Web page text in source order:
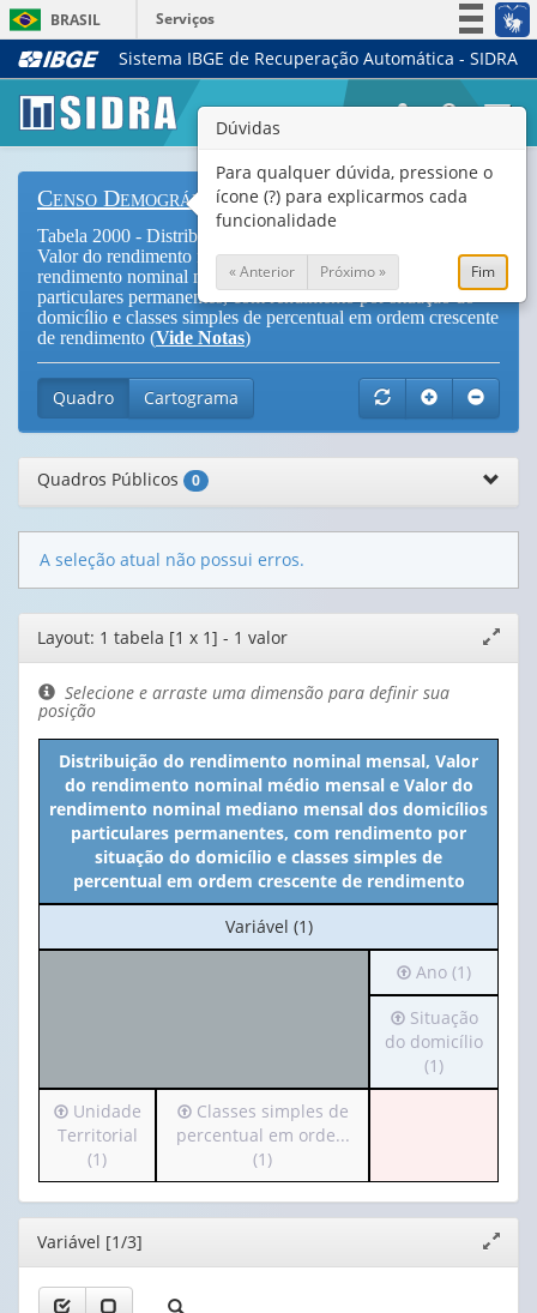
BRASIL
Serviços
Simplifique!
Legislação
Canais
Sistema IBGE de Recuperação Automática - SIDRA
Censo Demográfico
Tabela 2000 - Distribuição do rendimento nominal mensal,
Valor do rendimento nominal médio mensal e Valor do
rendimento nominal mediano mensal dos domicílios
particulares permanentes, com rendimento por situação do
domicílio e classes simples de percentual em ordem crescente
de rendimento (Vide Notas)
Quadro Cartograma
Quadros Públicos 0
A seleção atual não possui erros.
Editor
de
layout
janela
Layout: 1 tabela [1 x 1] - 1 valor
Selecione e arraste uma dimensão para definir sua
posição
Distribuição do rendimento nominal mensal, Valor
do rendimento nominal médio mensal e Valor do
rendimento nominal mediano mensal dos domicílios
particulares permanentes, com rendimento por
situação do domicílio e classes simples de
percentual em ordem crescente de rendimento
No
cabeçalho:
Variável (1)
Irá
para
o
cabeçalho
(possui
apenas
Ano
Ano (1)
Irá
para
cabeçalho
valor):
Situação
do domicílio
(1)
Irá
para
cabeçalho
(possui
apenas
1
Unidade
Territorial
(1)
Irá
para
cabeçalho
(possui
Classes simples de
percentual em orde...
(1)
Editor
janela
Variável [1/3]
Dúvidas
Para qualquer dúvida, pressione o
ícone (?) para explicarmos cada
funcionalidade
« Anterior Próximo » Fim